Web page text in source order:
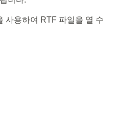
사용하여 RTF 파일을 열 수